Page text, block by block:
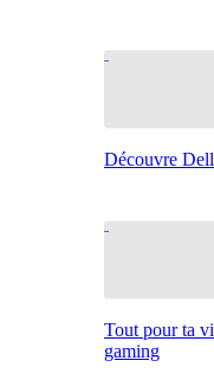
Découvre
Tout pour ta
gaming